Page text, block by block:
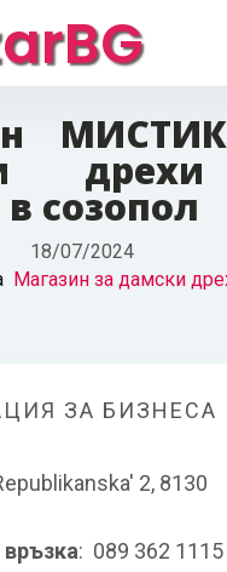
созопол
18/07/2024
Магазин за дамски
ЗА БИЗНЕСА
2, 8130
: 089 362 1115